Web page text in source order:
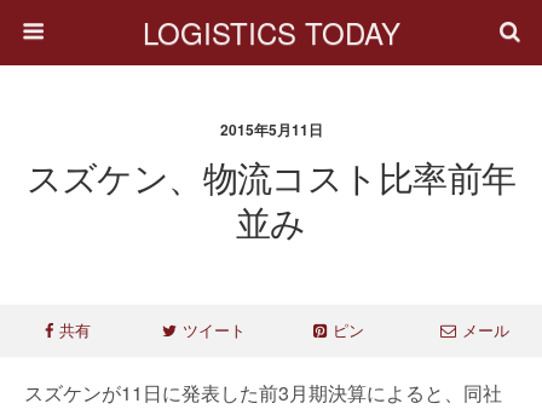
LOGISTICS TODAY
2015年5月11日
スズケン、物流コスト比率前年
並み
共有 ツイート ピン メール
スズケンが11日に発表した前3月期決算によると、同社